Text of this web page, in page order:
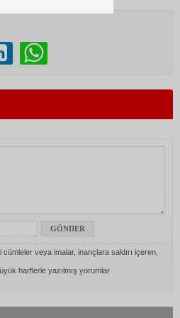
veya imalar, inançlara saldırı içeren,
harflerle yazılmış yorumlar